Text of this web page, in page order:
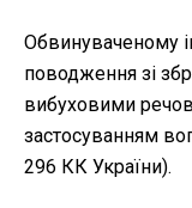
Обвинуваченому
поводження зі
вибуховими
застосуванням
296 КК України).